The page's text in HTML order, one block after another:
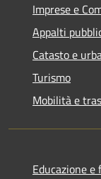
Imprese e
Appalti
Catasto e
Turismo
Mobilità e
Educazione e